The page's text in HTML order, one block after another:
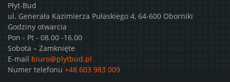
Płyt-Bud
ul. Generała Kazimierza Pułaskiego 4, 64-600 Oborniki
Godziny otwarcia
Pon - Pt - 08.00 -16.00
Sobota – Zamknięte
E-mail biuro@plytbud.pl
Numer telefonu +48 603 983 009